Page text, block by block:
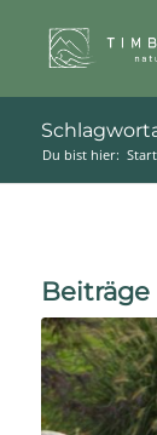
Du bist hier:
Beiträge